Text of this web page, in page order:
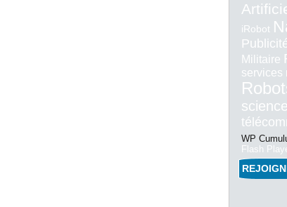
iRobot
Militaire
services
WP
Flash